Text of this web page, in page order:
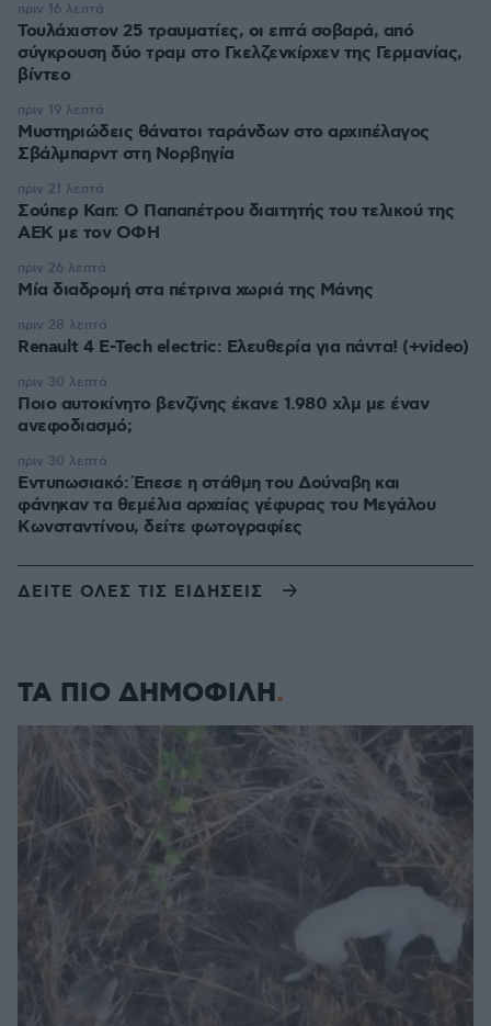
Τουλάχιστον 25 τραυματίες, οι επτά σοβαρά, από
σύγκρουση δύο τραμ στο Γκελζενκίρχεν της Γερμανίας,
βίντεο
πριν 16 λεπτά
Μυστηριώδεις θάνατοι ταράνδων στο αρχιπέλαγος
Σβάλμπαρντ στη Νορβηγία
πριν 19 λεπτά
Σούπερ Καπ: Ο Παπαπέτρου διαιτητής του τελικού της
ΑΕΚ με τον ΟΦΗ
πριν 21 λεπτά
Μία διαδρομή στα πέτρινα χωριά της Μάνης
πριν 26 λεπτά
Renault 4 E-Tech electric: Ελευθερία για πάντα! (+video)
πριν 28 λεπτά
Ποιο αυτοκίνητο βενζίνης έκανε 1.980 χλμ με έναν
ανεφοδιασμό;
πριν 30 λεπτά
Εντυπωσιακό: Έπεσε η στάθμη του Δούναβη και
φάνηκαν τα θεμέλια αρχαίας γέφυρας του Μεγάλου
Κωνσταντίνου, δείτε φωτογραφίες
πριν 30 λεπτά
ΔΕΙΤΕ ΟΛΕΣ ΤΙΣ ΕΙΔΗΣΕΙΣ
ΤΑ ΠΙΟ ΔΗΜΟΦΙΛΗ